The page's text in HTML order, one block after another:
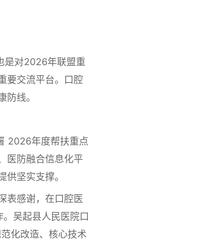
是对2026年联盟重
要交流平台。口腔
线。
2026年度帮扶重点
医防融合信息化平
坚实支撑。
表感谢，在口腔医
吴起县人民医院口
化改造、核心技术